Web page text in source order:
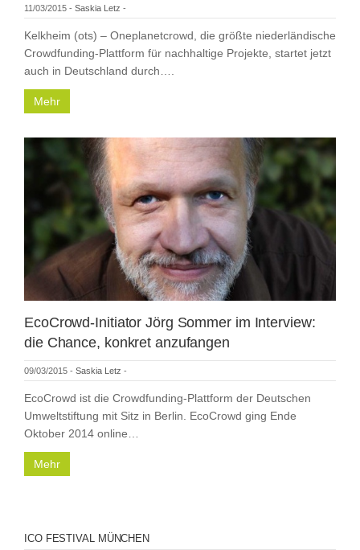
11/03/2015 - Saskia Letz -
Kelkheim (ots) – Oneplanetcrowd, die größte niederländische
Crowdfunding-Plattform für nachhaltige Projekte, startet jetzt
auch in Deutschland durch….
Mehr
EcoCrowd-Initiator Jörg Sommer im Interview:
die Chance, konkret anzufangen
09/03/2015 - Saskia Letz -
EcoCrowd ist die Crowdfunding-Plattform der Deutschen
Umweltstiftung mit Sitz in Berlin. EcoCrowd ging Ende
Oktober 2014 online…
Mehr
ICO FESTIVAL MÜNCHEN